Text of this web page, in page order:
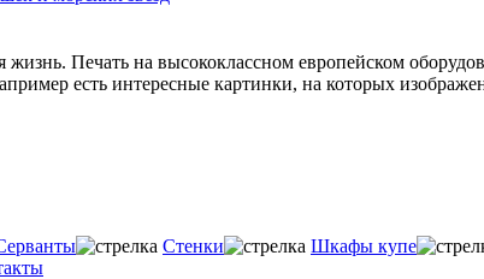
Печать на высококлассном европейском
есть интересные картинки, на которых
Стенки Шкафы купе